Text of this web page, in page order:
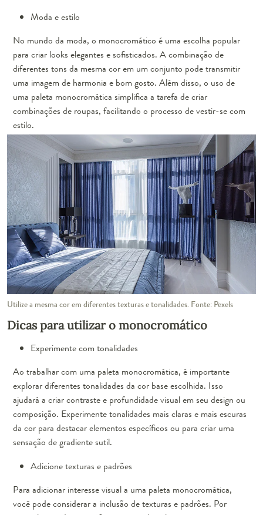
Moda e estilo
No mundo da moda, o monocromático é uma escolha popular
para criar looks elegantes e sofisticados. A combinação de
diferentes tons da mesma cor em um conjunto pode transmitir
uma imagem de harmonia e bom gosto. Além disso, o uso de
uma paleta monocromática simplifica a tarefa de criar
combinações de roupas, facilitando o processo de vestir-se com
estilo.
Utilize a mesma cor em diferentes texturas e tonalidades. Fonte: Pexels
Dicas para utilizar o monocromático
Experimente com tonalidades
Ao trabalhar com uma paleta monocromática, é importante
explorar diferentes tonalidades da cor base escolhida. Isso
ajudará a criar contraste e profundidade visual em seu design ou
composição. Experimente tonalidades mais claras e mais escuras
da cor para destacar elementos específicos ou para criar uma
sensação de gradiente sutil.
Adicione texturas e padrões
Para adicionar interesse visual a uma paleta monocromática,
você pode considerar a inclusão de texturas e padrões. Por